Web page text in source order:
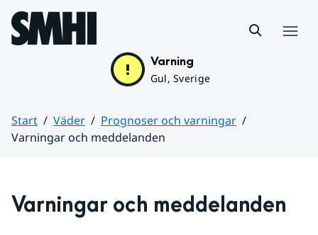
Hoppa till sidans innehåll
Varning
Gul, Sverige
Start Väder
Prognoser och varningar
Varningar och meddelanden
Varningar och meddelanden